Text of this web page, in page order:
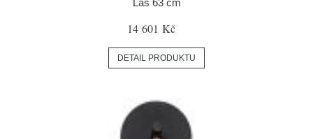
Las 63 cm
14 601 Kč
DETAIL PRODUKTU